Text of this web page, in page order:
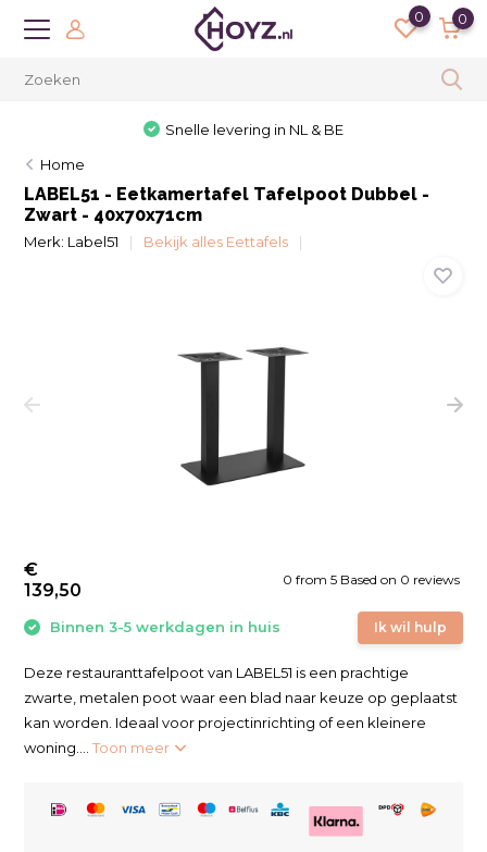
0 0
Snelle levering in NL & BE
Home
LABEL51 - Eetkamertafel Tafelpoot Dubbel -
Zwart - 40x70x71cm
Merk: Label51 Bekijk alles Eettafels
0 from 5 Based on 0 reviews
Ik wil hulp
€
139,50
Binnen 3-5 werkdagen in huis
Deze restauranttafelpoot van LABEL51 is een prachtige
zwarte, metalen poot waar een blad naar keuze op geplaatst
kan worden. Ideaal voor projectinrichting of een kleinere
woning....Toon meer